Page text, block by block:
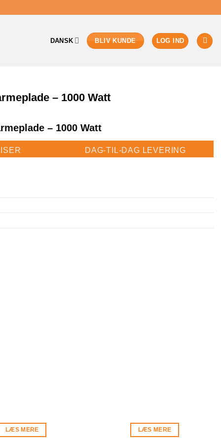
DANSK BLIV KUNDE LOG IND
– 1000 Watt
– 1000 Watt
DAG-TIL-DAG LEVERING
LÆS MERE LÆS MERE